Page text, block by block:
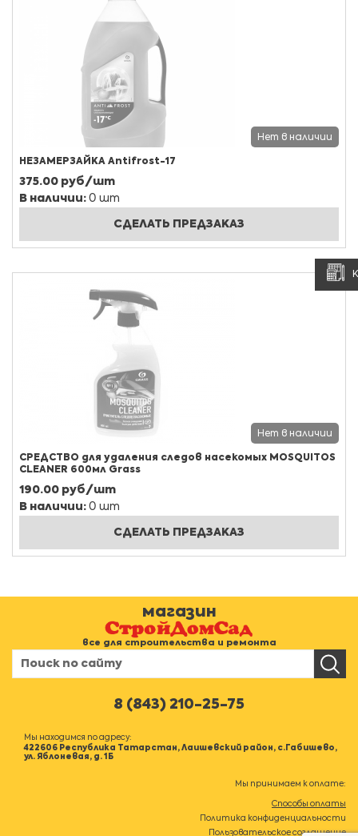
Нет в наличии
НЕЗАМЕРЗАЙКА Antifrost-17
375.00 руб/шт
В наличии: 0 шт
СДЕЛАТЬ ПРЕДЗАКАЗ
Нет в наличии
СРЕДСТВО для удаления следов насекомых MOSQUITOS
CLEANER 600мл Grass
190.00 руб/шт
В наличии: 0 шт
СДЕЛАТЬ ПРЕДЗАКАЗ
магазин
все для строительства и ремонта
8 (843) 210-25-75
Мы находимся по адресу:
422606 Республика Татарстан, Лаишевский район, с.Габишево,
ул. Яблоневая, д. 1Б
Мы принимаем к оплате:
Способы оплаты
Политика конфиденциальности
Пользовательское соглашение